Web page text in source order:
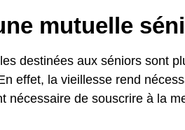
mutuelle
destinées aux séniors sont
effet, la vieillesse rend
nécessaire de souscrire à la